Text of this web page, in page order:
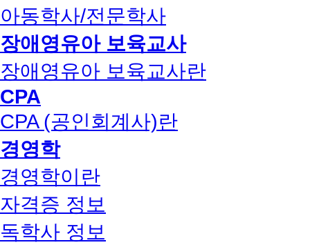
아동학사/전문학사
장애영유아 보육교사
장애영유아 보육교사란
CPA
CPA (공인회계사)란
경영학
경영학이란
자격증 정보
독학사 정보